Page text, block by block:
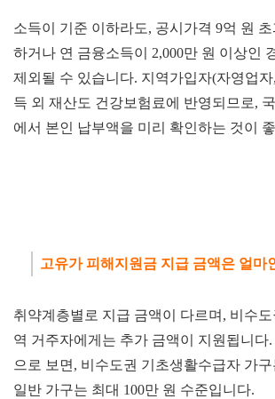
소득이 기준 이하라도, 공시가격 9억 원
하거나 연 금융소득이 2,000만 원 이상인
제외될 수 있습니다. 지역가입자(자영업
득 외 재산도 건강보험료에 반영되므로,
에서 본인 납부액을 미리 확인하는 것이
고유가 피해지원금 지급 금액은 얼마
취약계층별로 지급 금액이 다르며, 비수도
역 거주자에게는 추가 금액이 지원됩니다
으로 보면, 비수도권 기초생활수급자 가구
일반 가구는 최대 100만 원 수준입니다.